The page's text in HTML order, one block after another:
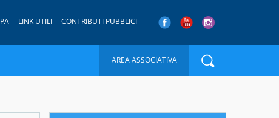
LINK UTILI CONTRIBUTI PUBBLICI
AREA ASSOCIATIVA